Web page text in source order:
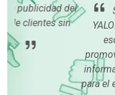
Si deseas
YALOENCONTRÉ
esquema mejor
promoverte... y
información cada vez
para el equipo de